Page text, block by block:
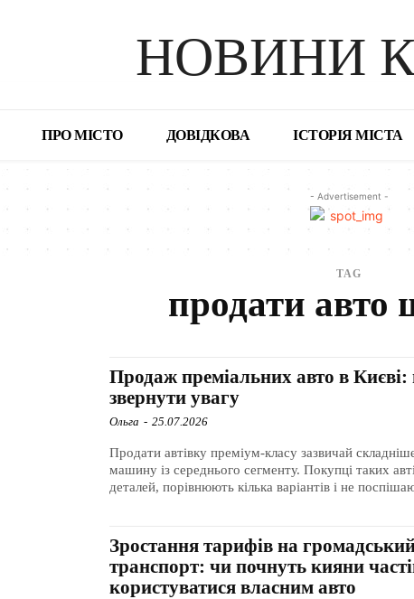
НОВИНИ
ПРО МІСТО ДОВІДКОВА ІСТОРІЯ МІСТА
- Advertisement -
TAG
продати авто
Продаж преміальних авто в
звернути увагу
Ольга - 25.07.2026
Продати автівку преміум-класу зазвичай
машину із середнього сегменту. Покупці таких
деталей, порівнюють кілька варіантів і не
Зростання тарифів на
транспорт: чи почнуть кияни
користуватися власним авто